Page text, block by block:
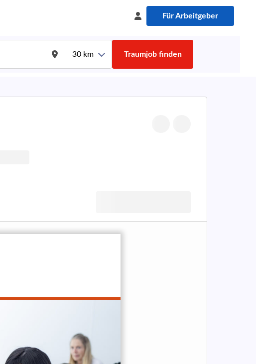
Für Arbeitgeber
30 km Traumjob finden